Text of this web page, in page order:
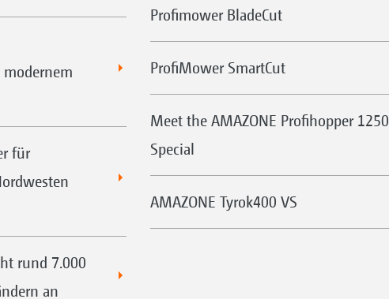
für
rund 7.000
an
Profimower BladeCut
ProfiMower SmartCut
Meet the AMAZONE Profihopper 1250
Special
AMAZONE Tyrok400 VS